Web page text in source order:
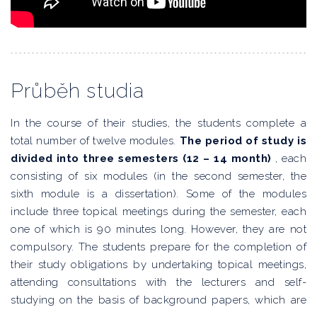
Průběh studia
In the course of their studies, the students complete a
total number of twelve modules. The period of study is
divided into three semesters (12 – 14 month) , each
consisting of six modules (in the second semester, the
sixth module is a dissertation). Some of the modules
include three topical meetings during the semester, each
one of which is 90 minutes long. However, they are not
compulsory. The students prepare for the completion of
their study obligations by undertaking topical meetings,
attending consultations with the lecturers and self-
studying on the basis of background papers, which are